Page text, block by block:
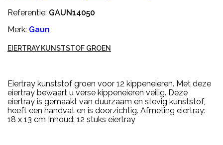
Referentie: GAUN14050
Merk: Gaun
EIERTRAY KUNSTSTOF GROEN
Eiertray kunststof groen voor 12 kippeneieren. Met deze
eiertray bewaart u verse kippeneieren veilig. Deze
eiertray is gemaakt van duurzaam en stevig kunststof,
heeft een handvat en is doorzichtig. Afmeting eiertray:
18 x 13 cm Inhoud: 12 stuks eiertray